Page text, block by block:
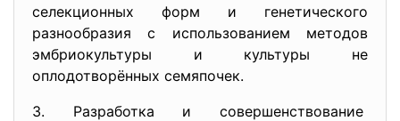
селекционных форм и генетического
разнообразия с использованием методов
эмбриокультуры и культуры не
оплодотворённых семяпочек.
3. Разработка и совершенствование